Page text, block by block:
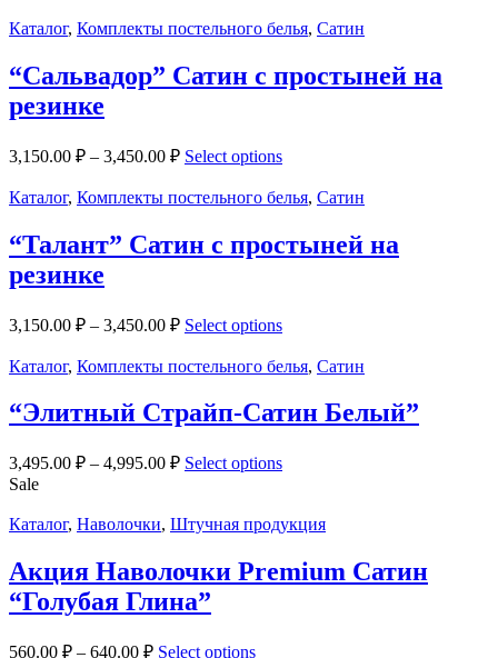
Каталог, Комплекты постельного белья, Сатин
“Сальвадор” Сатин с простыней на
резинке
3,150.00 ₽ – 3,450.00 ₽ Select options
Каталог, Комплекты постельного белья, Сатин
“Талант” Сатин с простыней на
резинке
3,150.00 ₽ – 3,450.00 ₽ Select options
Каталог, Комплекты постельного белья, Сатин
“Элитный Страйп-Сатин Белый”
3,495.00 ₽ – 4,995.00 ₽ Select options
Sale
Каталог, Наволочки, Штучная продукция
Акция Наволочки Premium Сатин
“Голубая Глина”
560.00 ₽ – 640.00 ₽ Select options